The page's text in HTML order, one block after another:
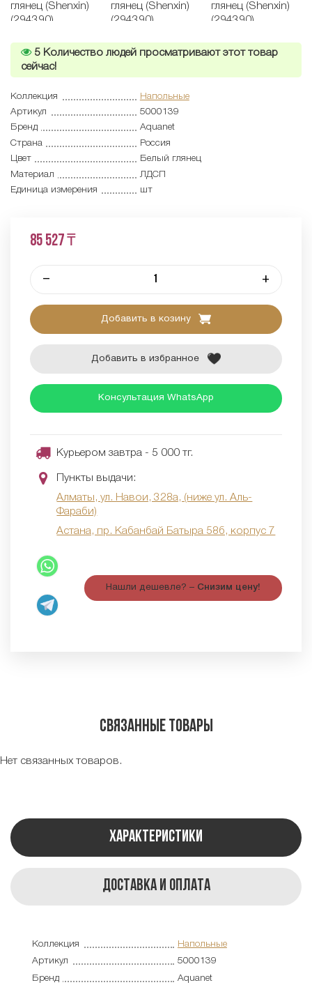
5 Количество людей просматривают этот товар
сейчас!
Коллекция
Напольные
Артикул
5000139
Бренд
Aquanet
Страна
Россия
Цвет
Белый глянец
Материал
ЛДСП
Единица измерения
шт
85 527 ₸
– +
Добавить в козину
Добавить в избранное
Консультация WhatsApp
Курьером завтра - 5 000 тг.
Пункты выдачи:
Алматы, ул. Навои, 328а, (ниже ул. Аль-
Фараби)
Астана, пр. Кабанбай Батыра 58б, корпус 7
Нашли дешевле? – Снизим цену!
Связанные товары
Нет связанных товаров.
Характеристики
Доставка и оплата
Коллекция
Напольные
Артикул
5000139
Бренд
Aquanet